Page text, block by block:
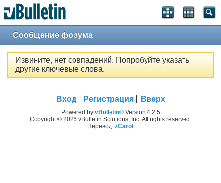
Сообщение форума
Извините, нет совпадений. Попробуйте указать
другие ключевые слова.
Вход Регистрация Вверх
Powered by vBulletin®Version 4.2.5
Copyright © 2026 vBulletin Solutions, Inc. All rights reserved.
Перевод: zCarot